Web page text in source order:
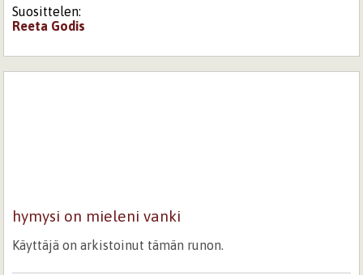
Suosittelen:
Reeta Godis
hymysi on mieleni vanki
Käyttäjä on arkistoinut tämän runon.